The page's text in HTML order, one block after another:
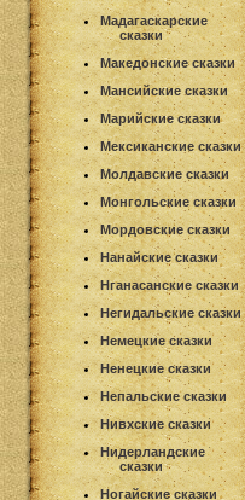
Мадагаскарские
сказки
Македонские сказки
Мансийские сказки
Марийские сказки
Мексиканские сказки
Молдавские сказки
Монгольские сказки
Мордовские сказки
Нанайские сказки
Нганасанские сказки
Негидальские сказки
Немецкие сказки
Ненецкие сказки
Непальские сказки
Нивхские сказки
Нидерландские
сказки
Ногайские сказки